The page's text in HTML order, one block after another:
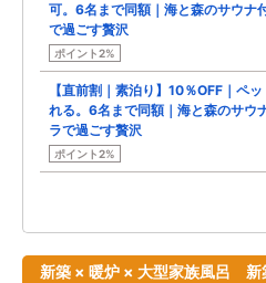
可。6名まで同額｜海と森のサウナ
で過ごす贅沢
ポイント2%
【直前割｜素泊り】10％OFF｜ペ
れる。6名まで同額｜海と森のサウ
ラで過ごす贅沢
ポイント2%
新築 × 暖炉 × 大型家族風呂 新